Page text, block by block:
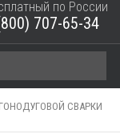
по России
707-65-34
СВАРКИ
КОРЗИНУ